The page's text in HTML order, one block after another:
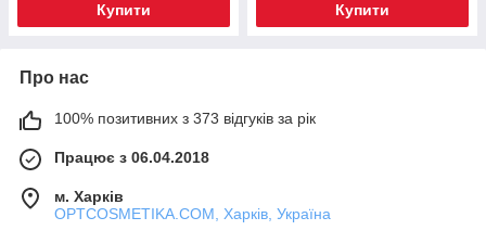
Купити Купити
Про нас
100% позитивних з 373 відгуків за рік
Працює з 06.04.2018
м. Харків
OPTCOSMETIKA.COM, Харків, Україна